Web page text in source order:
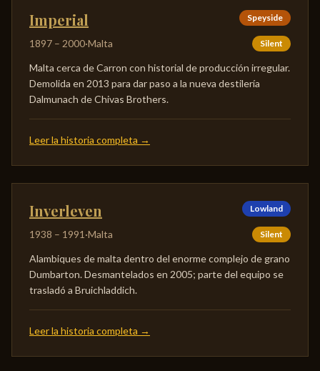
Imperial Speyside
1897 – 2000·Malta Silent
Malta cerca de Carron con historial de producción irregular.
Demolida en 2013 para dar paso a la nueva destilería
Dalmunach de Chivas Brothers.
Leer la historia completa →
Inverleven Lowland
1938 – 1991 ·Malta Silent
Alambiques de malta dentro del enorme complejo de grano
Dumbarton. Desmantelados en 2005; parte del equipo se
trasladó a Bruichladdich.
Leer la historia completa →